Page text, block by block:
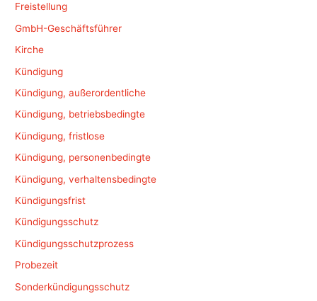
Freistellung
GmbH-Geschäftsführer
Kirche
Kündigung
Kündigung, außerordentliche
Kündigung, betriebsbedingte
Kündigung, fristlose
Kündigung, personenbedingte
Kündigung, verhaltensbedingte
Kündigungsfrist
Kündigungsschutz
Kündigungsschutzprozess
Probezeit
Sonderkündigungsschutz